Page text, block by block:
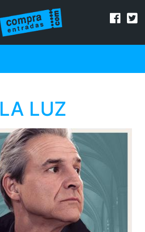
LA LUZ